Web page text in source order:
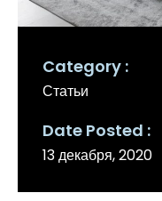
Category
Статьи
Date Posted
13 декабря, 2020